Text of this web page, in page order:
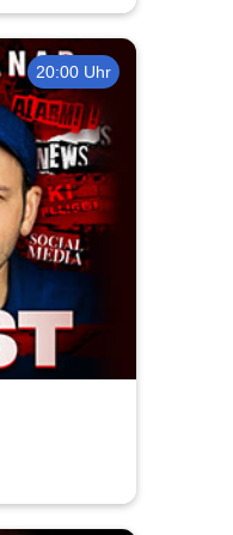
20:00 Uhr